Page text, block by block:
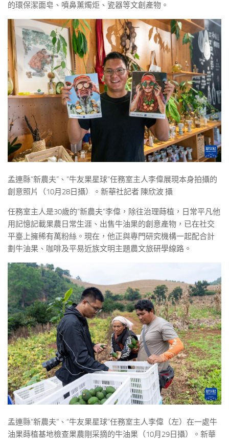
的環保潔面皂、噴鼻薰燭炬、瓷器等文創產物。
孟連縣“新農夫”、“牛友果星球”任務室主人李偉展現本身拍攝的
創意照片（10月28日攝）。新華社記者 陳欣波 攝
任務室主人是30歲的“新農夫”李偉，除往治理蒔植，日常平凡他
用記憶記載果農日常生涯、出售牛油果的創意產物，已在社交
平臺上擁稀有萬粉絲。現在，他正與專門研究機構一起配合計
劃牛油果、咖啡及平易近族文明主題農文旅研學線路。
孟連縣“新農夫”、“牛友果星球”任務室主人李偉（左）在一處牛
油果蒔植基地檢查果農剛采摘的牛油果（10月29日攝）。新華